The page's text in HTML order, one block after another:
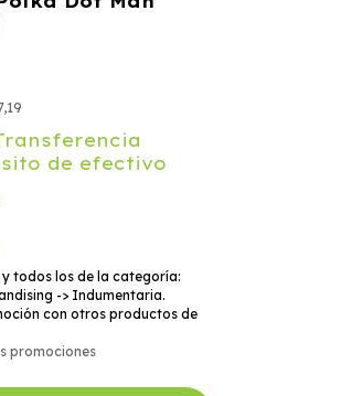
de efectivo
todos los de la categoría:
-> Indumentaria.
con otros productos de
promociones